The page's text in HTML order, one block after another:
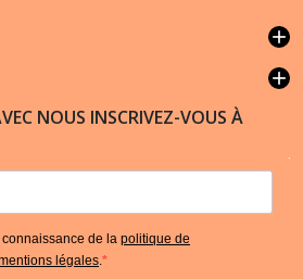
add
add
NOUS INSCRIVEZ-VOUS À
de la politique de
légales.